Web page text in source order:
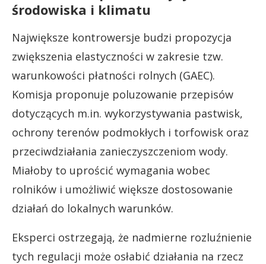
środowiska i klimatu
Największe kontrowersje budzi propozycja
zwiększenia elastyczności w zakresie tzw.
warunkowości płatności rolnych (GAEC).
Komisja proponuje poluzowanie przepisów
dotyczących m.in. wykorzystywania pastwisk,
ochrony terenów podmokłych i torfowisk oraz
przeciwdziałania zanieczyszczeniom wody.
Miałoby to uprościć wymagania wobec
rolników i umożliwić większe dostosowanie
działań do lokalnych warunków.
Eksperci ostrzegają, że nadmierne rozluźnienie
tych regulacji może osłabić działania na rzecz